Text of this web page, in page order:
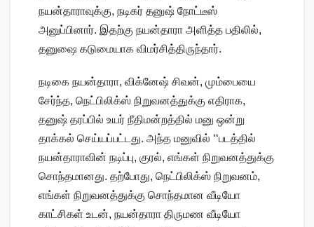
நயன்தாராவுக்கு, நடிகர் தனுஷ் நோட்டீஸ்
அனுப்பினார். இதற்கு நயன்தாரா அளித்த பதிலில்,
தனுஷை கடுமையாக விமர்சித்திருந்தார்.
நடிகை நயன்தாரா, விக்னேஷ் சிவன், மும்பையை
சேர்ந்த, நெட்பிலிக்ஸ் நிறுவனத்துக்கு எதிராக,
தனுஷ் தரப்பில் உயர் நீதிமன்றத்தில் மனு ஒன்று
தாக்கல் செய்யப்பட்டது. அந்த மனுவில் ‘‘படத்தில்
நயன்தாராவின் நடிப்பு, குரல், எங்கள் நிறுவனத்துக்கு
சொந்தமானது. தற்போது, நெட்பிலிக்ஸ் நிறுவனம்,
எங்கள் நிறுவனத்துக்கு சொந்தமான வீடியோ
காட்சிகள் உடன், நயன்தாரா திருமண வீடியோ